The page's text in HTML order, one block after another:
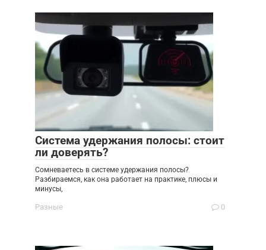
Система удержания полосы: стоит
ли доверять?
Сомневаетесь в системе удержания полосы?
Разбираемся, как она работает на практике, плюсы и
минусы,
Разные 0